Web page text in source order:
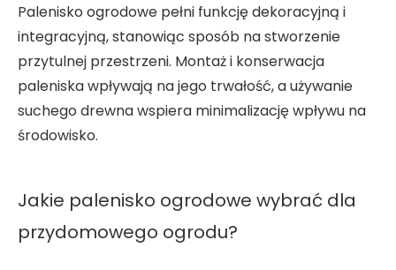
Palenisko ogrodowe pełni funkcję dekoracyjną i
integracyjną, stanowiąc sposób na stworzenie
przytulnej przestrzeni. Montaż i konserwacja
paleniska wpływają na jego trwałość, a używanie
suchego drewna wspiera minimalizację wpływu na
środowisko.
Jakie palenisko ogrodowe wybrać dla
przydomowego ogrodu?